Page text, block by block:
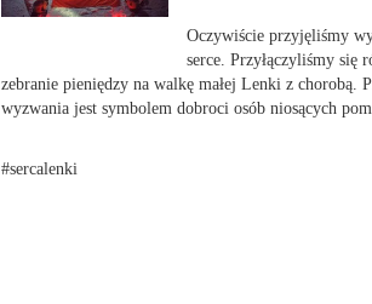
Oczywiście przyjęliśmy
serce. Przyłączyliśmy się
zebranie pieniędzy na walkę małej Lenki z chorobą.
wyzwania jest symbolem dobroci osób niosących
#sercalenki